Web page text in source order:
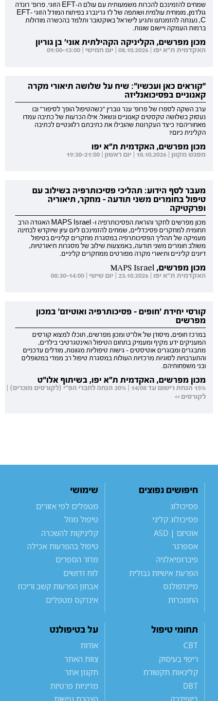
שמחים להזמינכם להכרות משמעותית עם עולם ה-EFT הזוגי. פרופ' רונדה
גולדמן, מומחית עולמית ושותפה של לז גרינברג בפיתוח המודל הזוגי EFT-
C, נענתה להזמנתנו ותגיע לישראל באוקטובר ותלמד בהכשרה מודולות
ברמות העמקה ויישום שונות.
מכון מפרשים, הקליניקה הקהילתית אוני' בן גוריון
האקדמית ת"א יפו | 08.10.2026 | יום חמישי | 09:00-13:00
"קוראים כאן ועכשיו": שיח על שלושה תיאורי מקרה
קאנוניים בפסיכואנליזה
ערב השקה לספרו של פרופ' ענר גוברין "כשהטיפול הופך לסיפור" ובו
נעסוק בשלושה טקסטים קאנוניים ונשאל: אילו הכרעות של כתיבה עמדו
מאחוריהם? כיצד העקרונות שהובילו את כתיבתם רלוונטיים לכתיבה
הקלינית כיום?
מכון מפרשים, האקדמית ת"א יפו
מפגש מקוון | 18.10.2026 | יום ראשון | 19:30-21:00
מעבר לסף הידוע: תהליכי פסיכותרפיה בשילוב עם
טיפול בחומרים משני תודעה - מחקר, תיאוריה
ופרקטיקה
מכון מפרשים לחקר והוראת הפסיכותרפיה ו- MAPS Israel האגודה הרב
תחומית למחקרים פסיכדליים, שמחים להזמינכם ליום עיון שיוקדש לבחינה
מעמיקה של תהליך הפסיכותרפיה במסגרת מחקרים קליניים בטיפול
משולב חומרים משני תודעה, באמצעות שילוב של מסגרות תיאורטיות,
דיונים קליניים ותיאורי מקרה מפורטים ממחקרים קליניים.
מכון מפרשים, MAPS Israel
האקדמית ת"א יפו | 23.10.2026 | יום שישי | 08:30-14:00
קורסי יחידת 'חופים - פסיכותרפיה ואוטיזם' במכון
מפרשים
במרכז חופים, מיסודן של אלו"ט ומכון מפרשים, תוכלו למצוא קורסים
המעניקים ידע מקיף ומעמיק בתחום הטיפול האינטגרטיבי בילדים,
מתבגרים ומבוגרים אוטיסטים - גישות טיפוליות מגוונות, מודלים עדכניים
והתערבויות לסוגיות מרכזיות העולות במסגרת טיפול רב ממדי במטופלים
ובני משפחותיהם.
מכון מפרשים, האקדמית ת"א יפו, בשיתוף אלו"ט
15% הנחת רישום עד 14/08 | 20% הנחה לחברי הפ"י (לקורסים מוכרים) |
לקורסים >>
חיפושים נפוצים
פסיכולוג
פסיכולוג קליני
אוטיזם | ASD
אספרגר
פיברומיאלגיה
הפרעת אישיות גבולית
מיינדפולנס
התמכרות
שימושי
מטפלים לפי אזורים
טיפול מוזל
קליניקות להשכרה
טיפול בהפרעות אכילה
מדור הספרים
לוח דרושים
אבחון הפרעות קשב וריכוז
אינדקס מטפלים
תחומי טיפול
CBT
ריפוי בעיסוק
קלינאות תקשורת
DBT
על בטיפולנט
אודות
צוות האתר
תקנון אתר
מדיניות פרטיות